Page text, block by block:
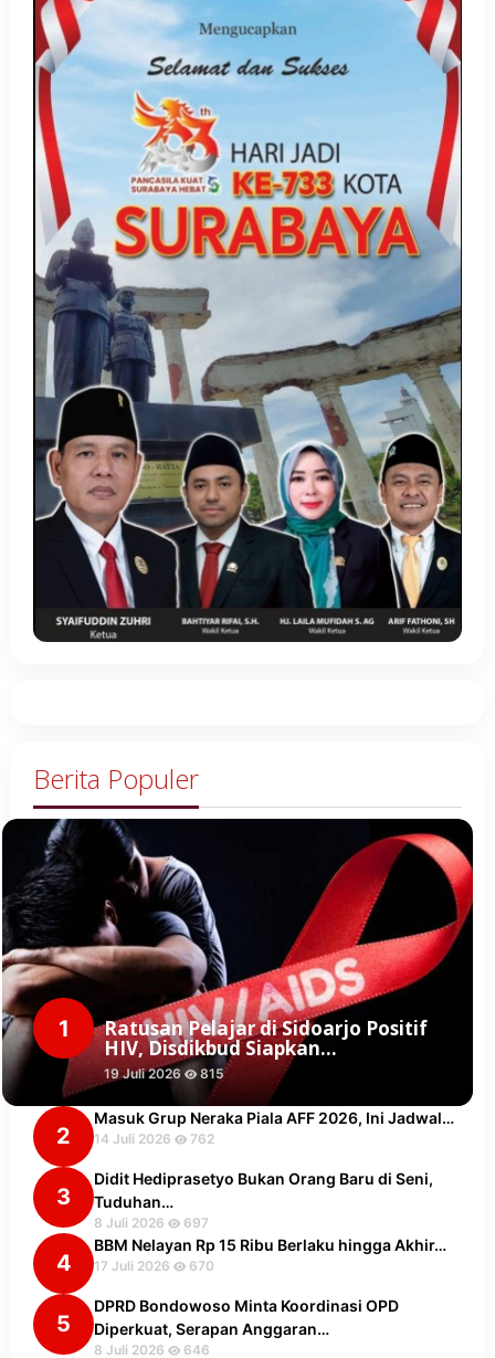
Berita Populer
1 Ratusan Pelajar di Sidoarjo Positif
HIV, Disdikbud Siapkan…
19 Juli 2026 815
2
Masuk Grup Neraka Piala AFF 2026, Ini Jadwal…
14 Juli 2026 762
3
Didit Hediprasetyo Bukan Orang Baru di Seni,
Tuduhan…
8 Juli 2026 697
4
BBM Nelayan Rp 15 Ribu Berlaku hingga Akhir…
17 Juli 2026 670
5
DPRD Bondowoso Minta Koordinasi OPD
Diperkuat, Serapan Anggaran…
8 Juli 2026 646